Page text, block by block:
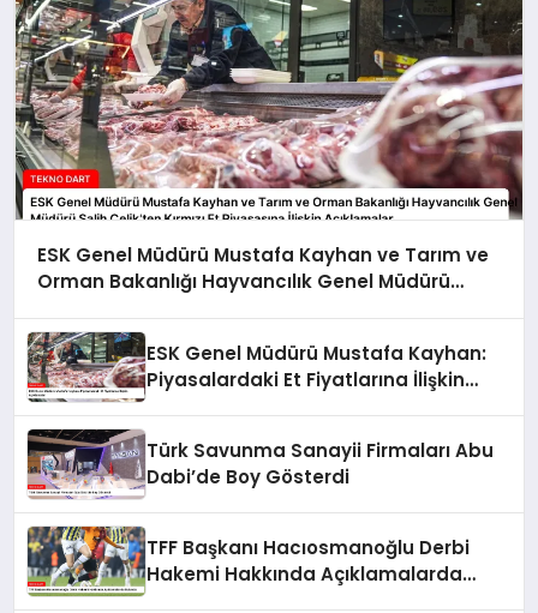
ESK Genel Müdürü Mustafa Kayhan ve Tarım ve
Orman Bakanlığı Hayvancılık Genel Müdürü
Açıklamalar
ESK Genel Müdürü Mustafa Kayhan:
Piyasalardaki Et Fiyatlarına İlişkin
Türk Savunma Sanayii Firmaları Abu
Dabi’de Boy Gösterdi
TFF Başkanı Hacıosmanoğlu Derbi
Hakemi Hakkında Açıklamalarda